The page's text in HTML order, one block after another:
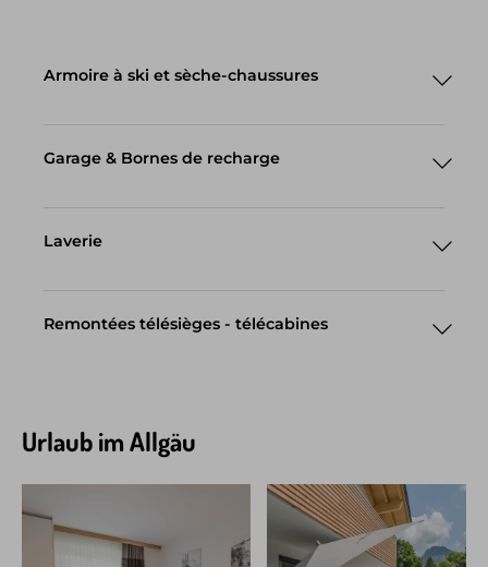
Armoire à ski et sèche-chaussures
Garage & Bornes de recharge
Laverie
Remontées télésièges - télécabines
Urlaub im Allgäu